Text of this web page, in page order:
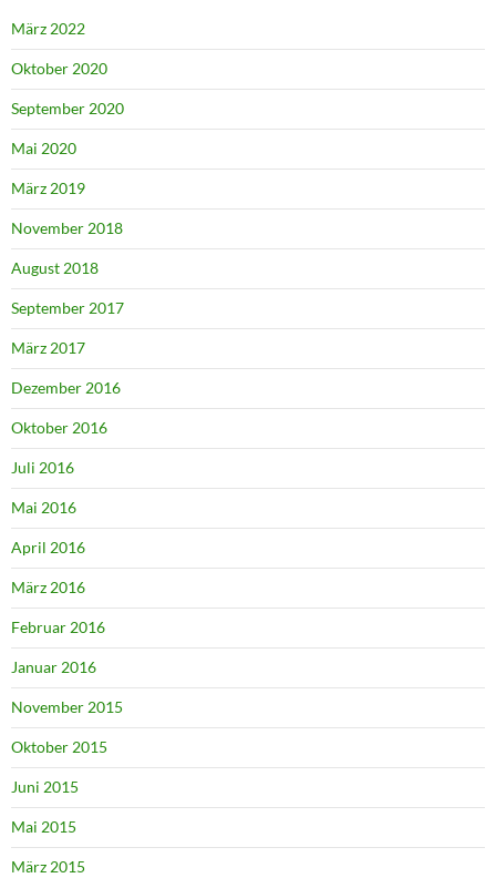
März 2022
Oktober 2020
September 2020
Mai 2020
März 2019
November 2018
August 2018
September 2017
März 2017
Dezember 2016
Oktober 2016
Juli 2016
Mai 2016
April 2016
März 2016
Februar 2016
Januar 2016
November 2015
Oktober 2015
Juni 2015
Mai 2015
März 2015